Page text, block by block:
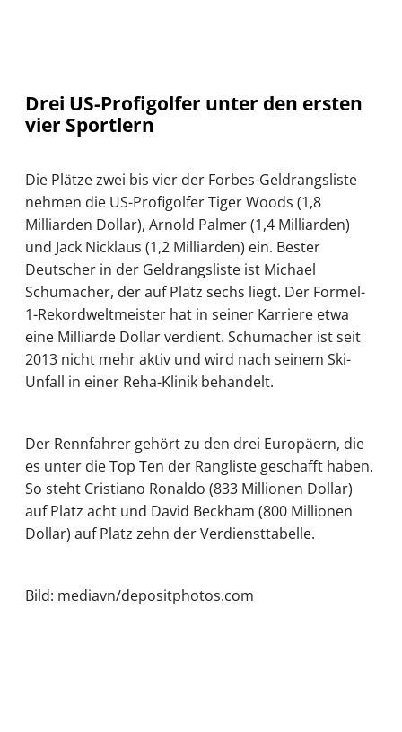
Drei US-Profigolfer unter den ersten
vier Sportlern
Die Plätze zwei bis vier der Forbes-Geldrangsliste
nehmen die US-Profigolfer Tiger Woods (1,8
Milliarden Dollar), Arnold Palmer (1,4 Milliarden)
und Jack Nicklaus (1,2 Milliarden) ein. Bester
Deutscher in der Geldrangsliste ist Michael
Schumacher, der auf Platz sechs liegt. Der Formel-
1-Rekordweltmeister hat in seiner Karriere etwa
eine Milliarde Dollar verdient. Schumacher ist seit
2013 nicht mehr aktiv und wird nach seinem Ski-
Unfall in einer Reha-Klinik behandelt.
Der Rennfahrer gehört zu den drei Europäern, die
es unter die Top Ten der Rangliste geschafft haben.
So steht Cristiano Ronaldo (833 Millionen Dollar)
auf Platz acht und David Beckham (800 Millionen
Dollar) auf Platz zehn der Verdiensttabelle.
Bild: mediavn/depositphotos.com